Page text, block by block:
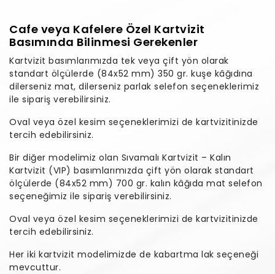
Cafe veya Kafelere Özel Kartvizit
Basımında Bilinmesi Gerekenler
Kartvizit basımlarımızda tek veya çift yön olarak
standart ölçülerde (84x52 mm) 350 gr. kuşe kâğıdına
dilerseniz mat, dilerseniz parlak selefon seçeneklerimiz
ile sipariş verebilirsiniz.
Oval veya özel kesim seçeneklerimizi de kartvizitinizde
tercih edebilirsiniz.
Bir diğer modelimiz olan Sıvamalı Kartvizit – Kalın
Kartvizit (VIP) basımlarımızda çift yön olarak standart
ölçülerde (84x52 mm) 700 gr. kalın kâğıda mat selefon
seçeneğimiz ile sipariş verebilirsiniz.
Oval veya özel kesim seçeneklerimizi de kartvizitinizde
tercih edebilirsiniz.
Her iki kartvizit modelimizde de kabartma lak seçeneği
mevcuttur.